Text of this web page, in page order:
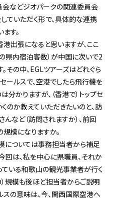
会などジオパークの関連委員会
ていただく形で、具体的な連携
す。
出張になると思いますが、ここ
の県内宿泊客数）が中国に次いで2
その中、EGLツアーズはどれぐら
ールスで、空港でしたら飛行機を
かりますが、（香港で）トップセ
のか教えていただきたいのと、訪
など（訪問されますか）、前回
規模になりますか。
については事務担当者から補足
回は、私を中心に県職員、それか
ている和歌山の観光事業者が行く
）規模も後ほど担当者からご説明
スの意味は、今、関西国際空港へ